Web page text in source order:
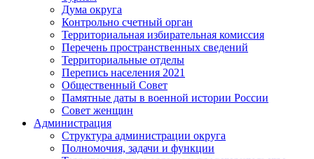
Дума округа
Контрольно счетный орган
Территориальная избирательная комиссия
Перечень пространственных сведений
Территориальные отделы
Перепись населения 2021
Общественный Совет
Памятные даты в военной истории России
Совет женщин
Администрация
Структура администрации округа
Полномочия, задачи и функции